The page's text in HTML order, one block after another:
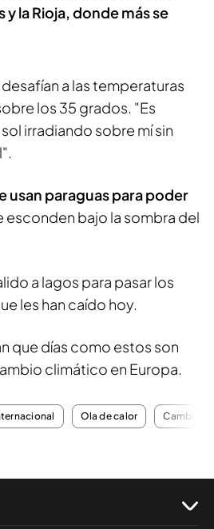
y la Rioja, donde más se
a las temperaturas
los 35 grados. "Es
irradiando sobre mí sin
usan paraguas para poder
esconden bajo la sombra del
a lagos para pasar los
les han caído hoy.
que días como estos son
climático en Europa.
Ola de calor Cambio